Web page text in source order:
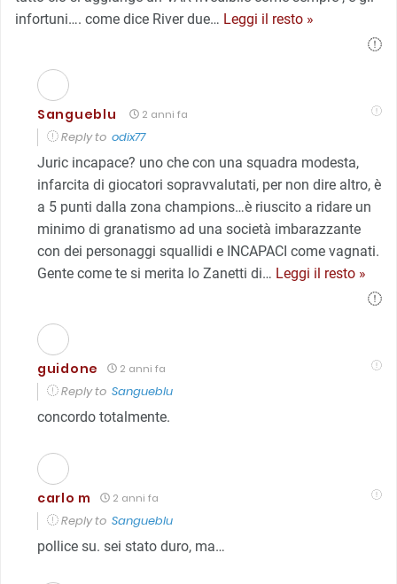
infortuni…. come dice River due… Leggi il resto »
Sangueblu 2 anni fa
Reply to odix77
Juric incapace? uno che con una squadra modesta,
infarcita di giocatori sopravvalutati, per non dire altro, è
a 5 punti dalla zona champions…è riuscito a ridare un
minimo di granatismo ad una società imbarazzante
con dei personaggi squallidi e INCAPACI come vagnati.
Gente come te si merita lo Zanetti di… Leggi il resto »
guidone 2 anni fa
Reply to Sangueblu
concordo totalmente.
carlo m 2 anni fa
Reply to Sangueblu
pollice su. sei stato duro, ma…